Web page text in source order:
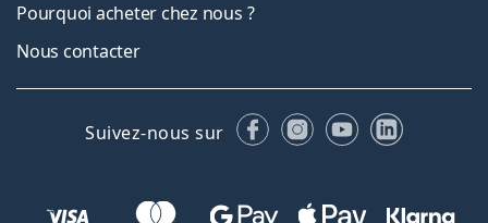
Pourquoi acheter chez nous ?
Nous contacter
Suivez-nous sur FacebookInstagram
YouTubeLinkedIn